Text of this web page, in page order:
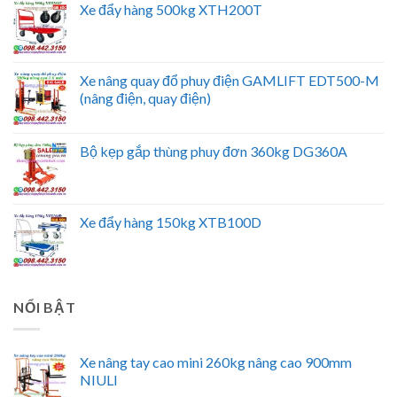
Xe đẩy hàng 500kg XTH200T
Xe nâng quay đổ phuy điện GAMLIFT EDT500-M
(nâng điện, quay điện)
Bộ kẹp gắp thùng phuy đơn 360kg DG360A
Xe đẩy hàng 150kg XTB100D
NỔI BẬT
Xe nâng tay cao mini 260kg nâng cao 900mm
NIULI